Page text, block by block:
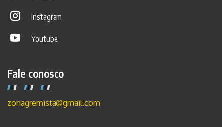
Instagram
Youtube
Fale conosco
zonagremista@gmail.com